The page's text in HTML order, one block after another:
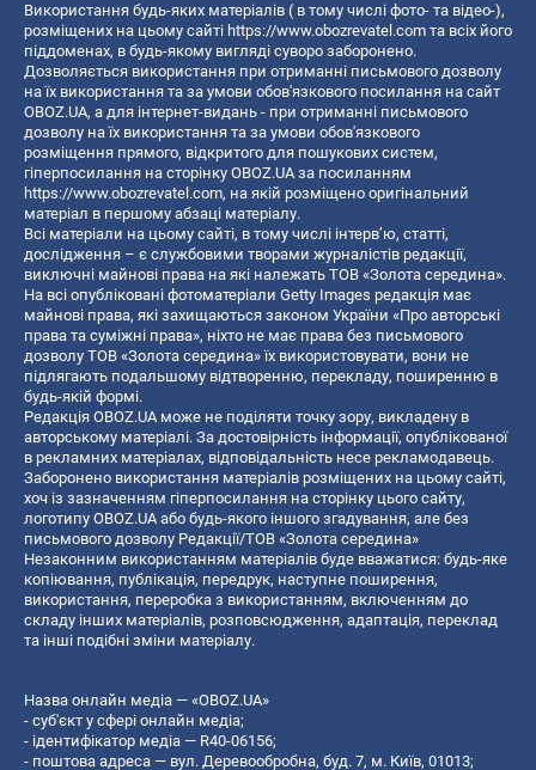
Використання будь-яких матеріалів ( в тому числі фото- та відео-),
розміщених на цьому сайті https://www.obozrevatel.com та всіх його
піддоменах, в будь-якому вигляді суворо заборонено.
Дозволяється використання при отриманні письмового дозволу
на їх використання та за умови обов'язкового посилання на сайт
OBOZ.UA, а для інтернет-видань - при отриманні письмового
дозволу на їх використання та за умови обов'язкового
розміщення прямого, відкритого для пошукових систем,
гіперпосилання на сторінку OBOZ.UA за посиланням
https://www.obozrevatel.com, на якій розміщено оригінальний
матеріал в першому абзаці матеріалу.
Всі матеріали на цьому сайті, в тому числі інтерв’ю, статті,
дослідження – є службовими творами журналістів редакції,
виключні майнові права на які належать ТОВ «Золота середина».
На всі опубліковані фотоматеріали Getty Images редакція має
майнові права, які захищаються законом України «Про авторські
права та суміжні права», ніхто не має права без письмового
дозволу ТОВ «Золота середина» їх використовувати, вони не
підлягають подальшому відтворенню, перекладу, поширенню в
будь-якій формі.
Редакція OBOZ.UA може не поділяти точку зору, викладену в
авторському матеріалі. За достовірність інформації, опублікованої
в рекламних матеріалах, відповідальність несе рекламодавець.
Заборонено використання матеріалів розміщених на цьому сайті,
хоч із зазначенням гіперпосилання на сторінку цього сайту,
логотипу OBOZ.UA або будь-якого іншого згадування, але без
письмового дозволу Редакції/ТОВ «Золота середина»
Незаконним використанням матеріалів буде вважатися: будь-яке
копiювання, публiкацiя, передрук, наступне поширення,
використання, переробка з використанням, включенням до
складу інших матеріалів, розповсюдження, адаптація, переклад
та інші подібні зміни матеріалу.
Назва онлайн медіа — «OBOZ.UA»
- суб'єкт у сфері онлайн медіа;
- ідентифікатор медіа — R40-06156;
- поштова адреса — вул. Деревообробна, буд. 7, м. Київ, 01013;